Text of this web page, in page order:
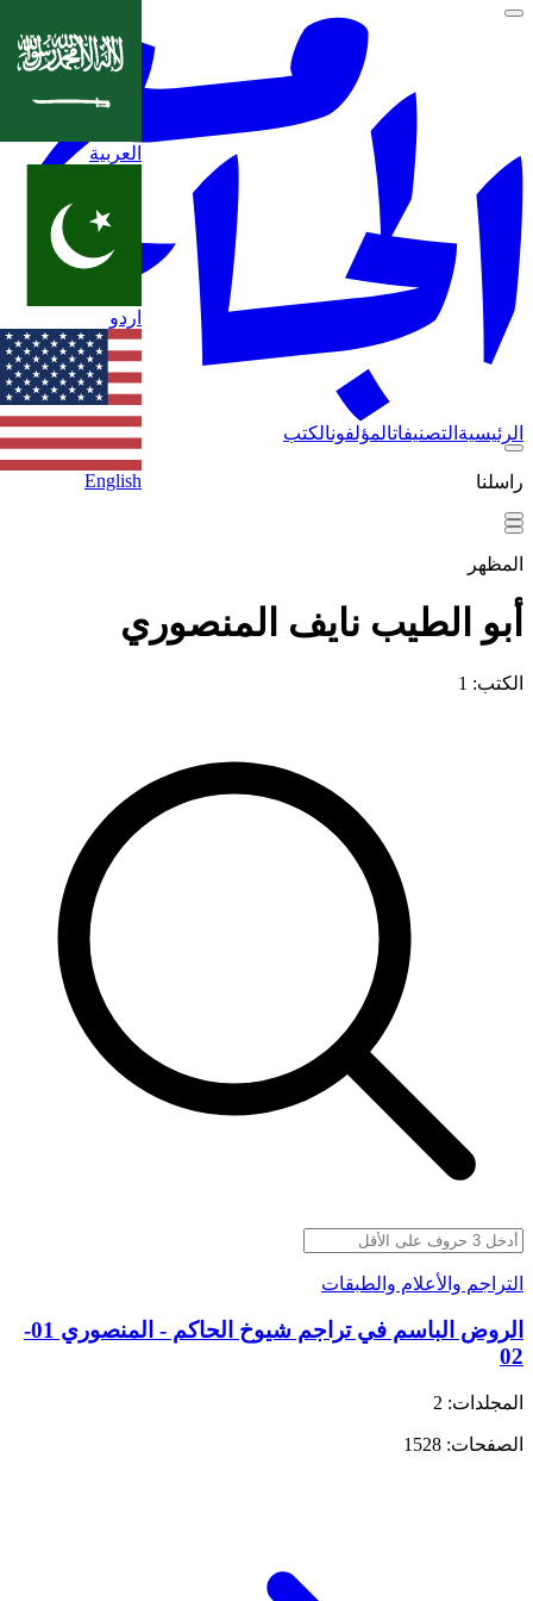
الرئيسية التصنيفاتالمؤلفونالكتب
راسلنا
العربية
اردو
English
المظهر
أبو الطيب نايف المنصوري
الكتب: 1
التراجم والأعلام والطبقات
الروض الباسم في تراجم شيوخ الحاكم - المنصوري 01-
02
المجلدات: 2
الصفحات: 1528